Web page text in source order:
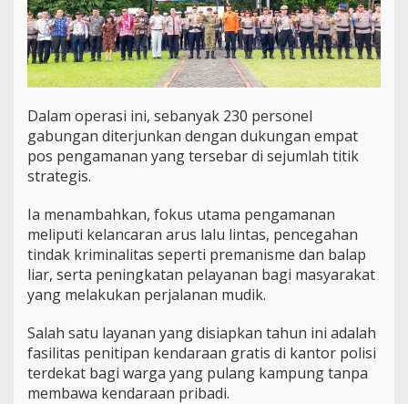
Dalam operasi ini, sebanyak 230 personel
gabungan diterjunkan dengan dukungan empat
pos pengamanan yang tersebar di sejumlah titik
strategis.
Ia menambahkan, fokus utama pengamanan
meliputi kelancaran arus lalu lintas, pencegahan
tindak kriminalitas seperti premanisme dan balap
liar, serta peningkatan pelayanan bagi masyarakat
yang melakukan perjalanan mudik.
Salah satu layanan yang disiapkan tahun ini adalah
fasilitas penitipan kendaraan gratis di kantor polisi
terdekat bagi warga yang pulang kampung tanpa
membawa kendaraan pribadi.